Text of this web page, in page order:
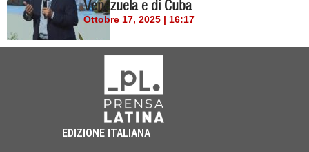
Venezuela e di Cuba
Ottobre 17, 2025 | 16:17
EDIZIONE ITALIANA